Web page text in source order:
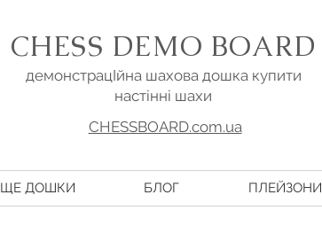
CHESS DEMO BOARD
демонстрацІйна шахова дошка купити
настінні шахи
CHESSBOARD.com.ua
ЩЕ ДОШКИ БЛОГ ПЛЕЙЗОНИ